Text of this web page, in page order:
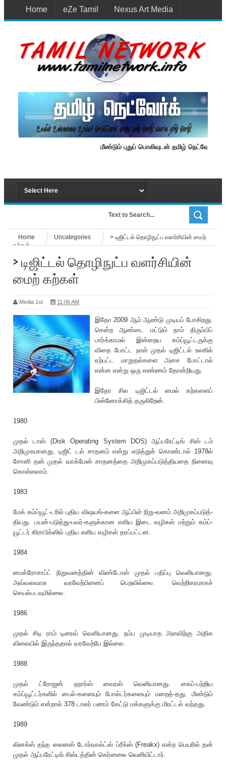
Home eZe Tamil Nexus Art Media
மீண்டும் புதுப் பொலிவுடன் தமிழ் நெட்வேர்க்.
Home Uncategories
> டிஜிட்டல் தொழிநுட்ப வளர்சியின் மைற்
கற்கள்
> டிஜிட்டல் தொழிநுட்ப வளர்சியின்
மைற் கற்கள்
Media 1st 11:06 AM
இதோ 2009 ஆம் ஆண்டு முடியப் போகிறது.
சென்ற ஆண்டை மட்டும் நாம் திரும்பிப்
பார்க்காமல் இன்றைய கம்ப்யூட்டருக்கு
விதை போட்ட நாள் முதல் டிஜிட்டல் உலகில்
ஏற்பட்ட மாறுதல்களை அசை போட்டால்
என்ன என்று ஒரு எண்ணம் தோன்றியது.
இதோ சில டிஜிட்டல் மைல் கற்களைப்
பின்னோக்கித் தருகிறேன்.
1980
முதல் டாஸ் (Disk Operating System DOS) ஆப்பரேட்டிங் சிஸ் டம்
அறிமுகமானது. டிஜிட் டல் சாதனம் என்று எடுத்துக் கொண்டால் 1978ல்
சோனி தன் முதல் வாக்மேன் சாதனத்தை அறிமுகப்படுத்தியதை நினைவு
கொள்ளலாம்.
1983
மேக் கம்ப்யூட்-டரில் புதிய விஷயங்-களை ஆப்பிள் நிறு-வனம் அறிமுகப்படுத்-
தியது. பயன்-படுத்து-பவர்-களுக்கான எளிய இடை வழிகள் மற்றும் கம்ப்-
யூட்டர் கிராபிக்ஸில் புதிய எளிய வழிகள் தரப்பட்டன.
1984
மைக்ரோசாப்ட் நிறுவனத்தின் விண்டோஸ் முதல் பதிப்பு வெளியானது.
அவ்வளவாக வரவேற்பினைப் பெறவில்லை. வெற்றிகரமாகச்
செயல்படவுமில்லை.
1986
முதல் சிடி ராம் டிரைவ் வெளியானது. நம்ப முடியாத அளவிற்கு அதிக
விலையில் இருந்ததால் வரவேற்பே இல்லை.
1988
முதல் ட்ரோஜன் ஹார்ஸ் வைரஸ் வெளியானது. கைப்-பற்றிய
கம்ப்யூட்டர்களில் பைல்-களையும் போல்டர்களையும் மறைத்-தது. மீண்டும்
வேண்டும் என்றால் 378 டாலர் பணம் கேட்டு மக்களுக்கு மிரட்டல் வந்தது.
1989
லினக்ஸ் தந்த லைனஸ் டோர்வால்ட்ஸ் ப்ரீக்ஸ் (Freakx) என்ற பெயரில் தன்
முதல் ஆப்பரேட்டிங் சிஸ்டத்தின் கெர்னலை வெளியிட்டார்.